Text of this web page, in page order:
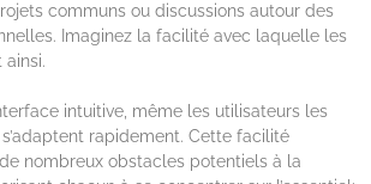
communs ou discussions autour des
Imaginez la facilité avec laquelle les
intuitive, même les utilisateurs les
rapidement. Cette facilité
nombreux obstacles potentiels à la